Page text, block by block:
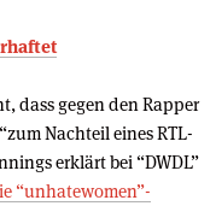
dass gegen den Rapper
Nachteil eines RTL-
erklärt bei “DWDL”
“unhatewomen”-